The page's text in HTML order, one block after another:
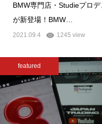
BMW専門店・Studieプロ
が新登場！BMW…
2021.09.4 1245 view
featured